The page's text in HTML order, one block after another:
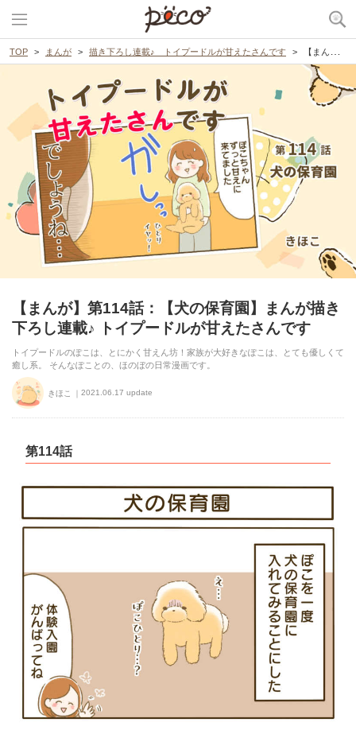
TOP まんが 描き下ろし連載♪ トイプードルが甘えたさんです 【まんが】第114話：【犬の保育園】まんが描き下ろし連載♪ トイプードルが甘えたさんです
【まんが】第114話：【犬の保育園】まんが描き
下ろし連載♪ トイプードルが甘えたさんです
トイプードルのぽこは、とにかく甘えん坊！家族が大好きなぽこは、とても優しくて
癒し系。 そんなぽことの、ほのぼの日常漫画です。
きほこ 2021.06.17 update
第114話